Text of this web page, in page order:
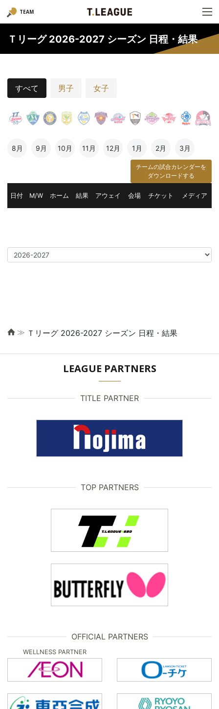
TEAM
Ｔリーグ 2026-2027 シーズン 日程・結果
すべて 男子 女子
8月 9月 10月 11月 12月 1月 2月 3月
チームの試合カレンダーを
ダウンロードする
日付 M/W ホーム 結果 アウェイ 会場 チケット メディア
≫ Ｔリーグ 2026-2027 シーズン 日程・結果
LEAGUE PARTNERS
TITLE PARTNER
TOP PARTNERS
OFFICIAL PARTNERS
WELLNESS PARTNER